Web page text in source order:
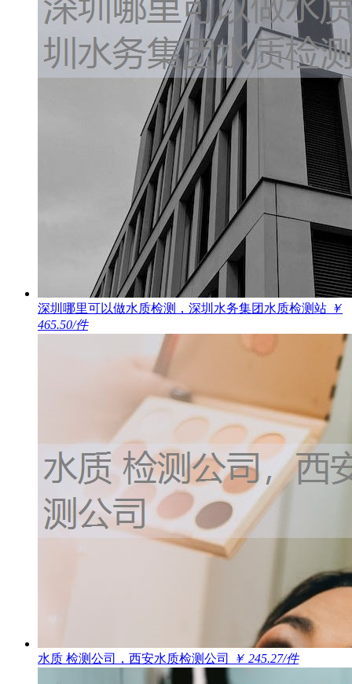
深圳哪里可以做水质检测，深圳水务集团水质检测站 ￥
465.50/件
水质 检测公司，西安水质检测公司 ￥ 245.27/件